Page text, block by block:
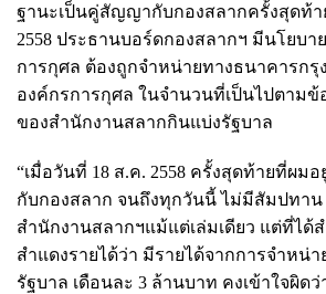
ฐานะเป็นคู่สัญญากับกองสลากครั้งสุดท้า
2558 ประธานบอร์ดกองสลากฯ มีนโยบา
การกุศล ต้องถูกจำหน่ายทางธนาคารกรุ
องค์กรการกุศล ในจำนวนที่เป็นไปตามข้
ของสำนักงานสลากกินแบ่งรัฐบาล
“เมื่อวันที่ 18 ส.ค. 2558 ครั้งสุดท้ายที่ผ
กับกองสลาก จนถึงทุกวันนี้ ไม่มีสัมปทา
สำนักงานสลากฯแม้แต่เล่มเดียว แต่ที่ได้
สำแดงรายได้ว่า มีรายได้จากการจำหน่
รัฐบาล เดือนละ 3 ล้านบาท คงเข้าใจผิด